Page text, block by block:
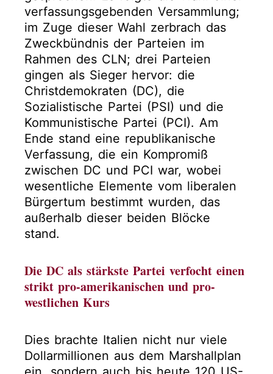
verfassungsgebenden Versammlung;
im Zuge dieser Wahl zerbrach das
Zweckbündnis der Parteien im
Rahmen des CLN; drei Parteien
gingen als Sieger hervor: die
Christdemokraten (DC), die
Sozialistische Partei (PSI) und die
Kommunistische Partei (PCI). Am
Ende stand eine republikanische
Verfassung, die ein Kompromiß
zwischen DC und PCI war, wobei
wesentliche Elemente vom liberalen
Bürgertum bestimmt wurden, das
außerhalb dieser beiden Blöcke
stand.
Die DC als stärkste Partei verfocht einen
strikt pro-amerikanischen und pro-
westlichen Kurs
Dies brachte Italien nicht nur viele
Dollarmillionen aus dem Marshallplan